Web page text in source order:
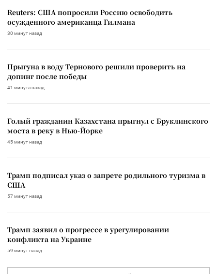
Reuters: США попросили Россию освободить
осужденного американца Гилмана
30 минут назад
Прыгуна в воду Тернового решили проверить на
допинг после победы
41 минута назад
Голый гражданин Казахстана прыгнул с Бруклинского
моста в реку в Нью-Йорке
45 минут назад
Трамп подписал указ о запрете родильного туризма в
США
57 минут назад
Трамп заявил о прогрессе в урегулировании
конфликта на Украине
59 минут назад